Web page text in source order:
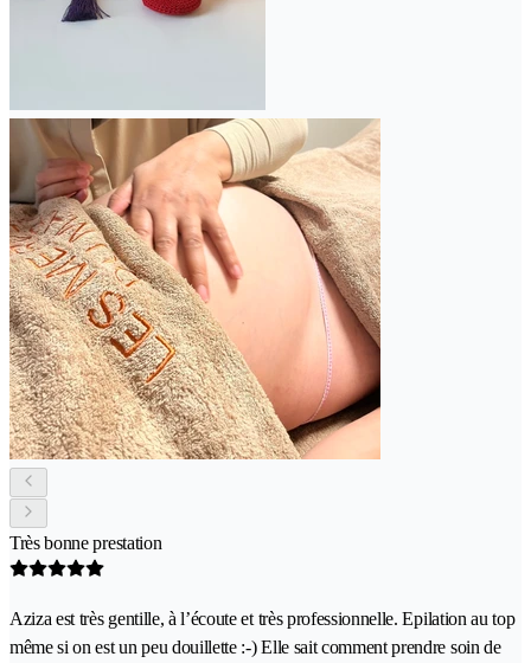
Très bonne prestation
Aziza est très gentille, à l’écoute et très professionnelle. Epilation au top
même si on est un peu douillette :-) Elle sait comment prendre soin de